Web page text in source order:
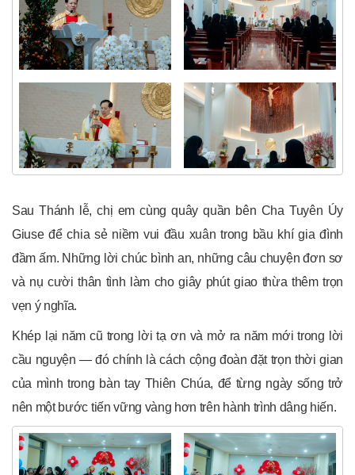
Sau Thánh lễ, chị em cùng quây quần bên Cha Tuyên Úy
Giuse để chia sẻ niềm vui đầu xuân trong bầu khí gia đình
đầm ấm. Những lời chúc bình an, những câu chuyện đơn sơ
và nụ cười thân tình làm cho giây phút giao thừa thêm trọn
vẹn ý nghĩa.
Khép lại năm cũ trong lời tạ ơn và mở ra năm mới trong lời
cầu nguyện — đó chính là cách cộng đoàn đặt trọn thời gian
của mình trong bàn tay Thiên Chúa, để từng ngày sống trở
nên một bước tiến vững vàng hơn trên hành trình dâng hiến.